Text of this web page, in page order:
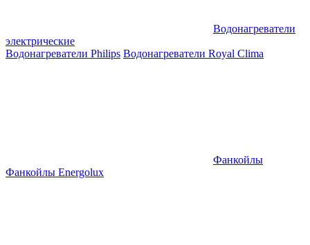
Водонагреватели
электрические
Водонагреватели Philips Водонагреватели Royal Clima
Фанкойлы
Фанкойлы Energolux